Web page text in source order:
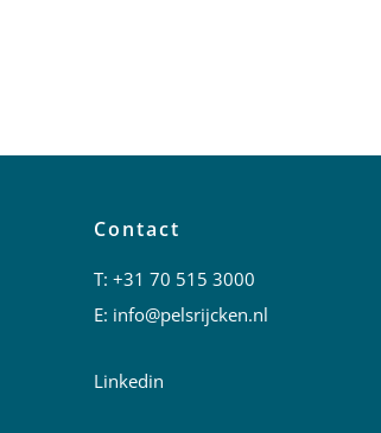
Contact
T:+31 70 515 3000
E: info@pelsrijcken.nl
Linkedin